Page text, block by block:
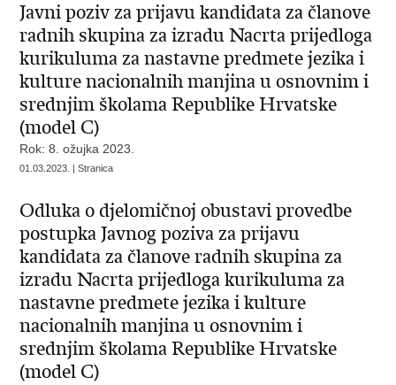
Javni poziv za prijavu kandidata za članove
radnih skupina za izradu Nacrta prijedloga
kurikuluma za nastavne predmete jezika i
kulture nacionalnih manjina u osnovnim i
srednjim školama Republike Hrvatske
(model C)
Rok: 8. ožujka 2023.
01.03.2023. | Stranica
Odluka o djelomičnoj obustavi provedbe
postupka Javnog poziva za prijavu
kandidata za članove radnih skupina za
izradu Nacrta prijedloga kurikuluma za
nastavne predmete jezika i kulture
nacionalnih manjina u osnovnim i
srednjim školama Republike Hrvatske
(model C)